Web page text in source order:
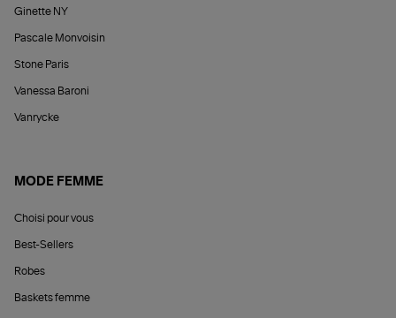
Ginette NY
Pascale Monvoisin
Stone Paris
Vanessa Baroni
Vanrycke
MODE FEMME
Choisi pour vous
Best-Sellers
Robes
Baskets femme